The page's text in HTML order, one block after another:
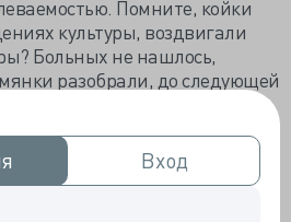
Вход
Вход
Помните, койки
культуры, воздвигали
Больных не нашлось,
разобрали, до следующей
54,7 тысяч инфекционных
фонда – разумная
мере не
отрасли, потому что